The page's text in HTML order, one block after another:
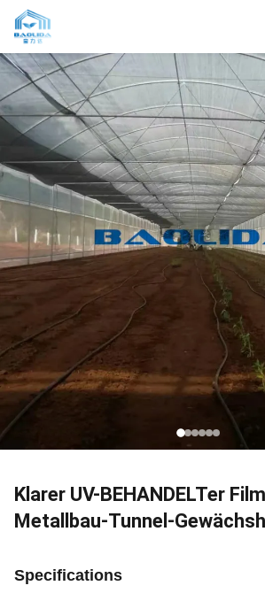
Klarer UV-BEHANDELTer
Metallbau-Tunnel-
Specifications